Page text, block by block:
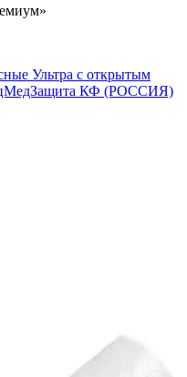
Ультра с открытым
КФ (РОССИЯ)